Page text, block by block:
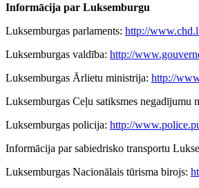
Informācija par Luksemburgu
Luksemburgas parlaments: http://
Luksemburgas valdība: http://
Luksemburgas Ārlietu ministrija: http://
Luksemburgas Ceļu satiksmes negadījumu
Luksemburgas policija: http://
Informācija par sabiedrisko transportu
Luksemburgas Nacionālais tūrisma birojs: